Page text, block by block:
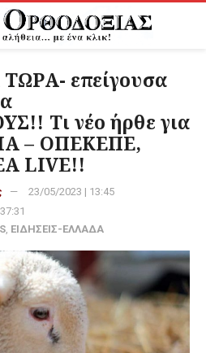
επείγουσα
Τι νέο ήρθε για
– ΟΠΕΚΕΠΕ,
LIVE!!
23/05/2023 | 13:45
, ΕΙΔΗΣΕΙΣ-ΕΛΛΑΔΑ